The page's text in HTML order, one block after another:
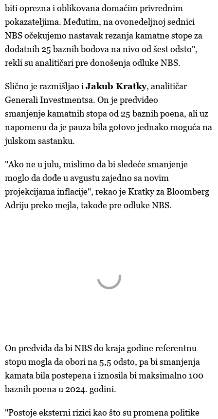
biti oprezna i oblikovana domaćim privrednim
pokazateljima. Međutim, na ovonedeljnoj sednici
NBS očekujemo nastavak rezanja kamatne stope za
dodatnih 25 baznih bodova na nivo od šest odsto",
rekli su analitičari pre donošenja odluke NBS.
Slično je razmišljao i Jakub Kratky, analitičar
Generali Investmentsa. On je predvideo
smanjenje kamatnih stopa od 25 baznih poena, ali uz
napomenu da je pauza bila gotovo jednako moguća na
julskom sastanku.
"Ako ne u julu, mislimo da bi sledeće smanjenje
moglo da dođe u avgustu zajedno sa novim
projekcijama inflacije", rekao je Kratky za Bloomberg
Adriju preko mejla, takođe pre odluke NBS.
On predviđa da bi NBS do kraja godine referentnu
stopu mogla da obori na 5,5 odsto, pa bi smanjenja
kamata bila postepena i iznosila bi maksimalno 100
baznih poena u 2024. godini.
"Postoje eksterni rizici kao što su promena politike